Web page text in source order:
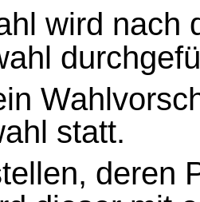
wird nach
statt.
deren